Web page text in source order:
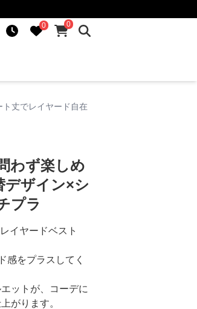
0
0
丈でレイヤード自在
わず楽しめ
デザイン×シ
プラ
イヤードベスト
感をプラスしてく
ットが、コーデに
がります。